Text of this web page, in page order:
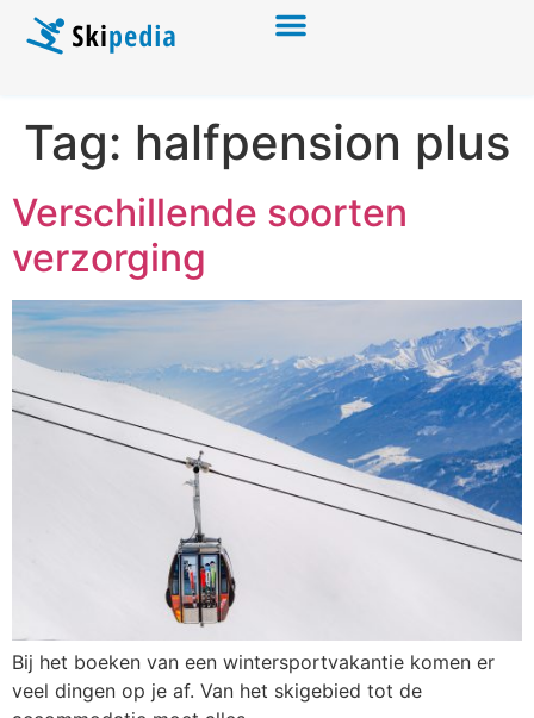
Tag: halfpension plus
Verschillende soorten
verzorging
Bij het boeken van een wintersportvakantie komen er
veel dingen op je af. Van het skigebied tot de